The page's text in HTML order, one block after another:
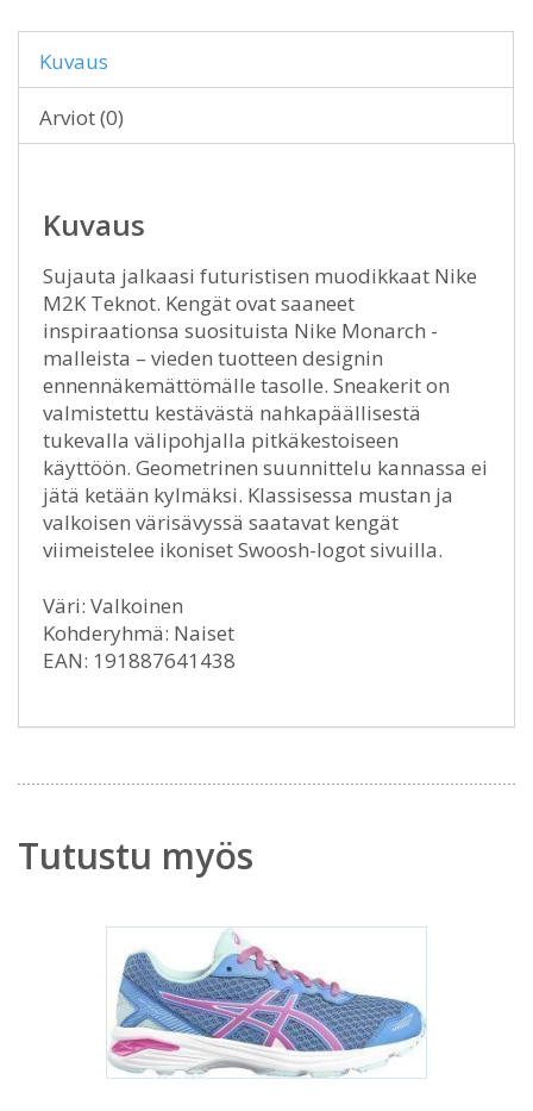
Kuvaus
Arviot (0)
Kuvaus
Sujauta jalkaasi futuristisen muodikkaat Nike
M2K Teknot. Kengät ovat saaneet
inspiraationsa suosituista Nike Monarch -
malleista – vieden tuotteen designin
ennennäkemättömälle tasolle. Sneakerit on
valmistettu kestävästä nahkapäällisestä
tukevalla välipohjalla pitkäkestoiseen
käyttöön. Geometrinen suunnittelu kannassa ei
jätä ketään kylmäksi. Klassisessa mustan ja
valkoisen värisävyssä saatavat kengät
viimeistelee ikoniset Swoosh-logot sivuilla.
Väri: Valkoinen
Kohderyhmä: Naiset
EAN: 191887641438
Tutustu myös